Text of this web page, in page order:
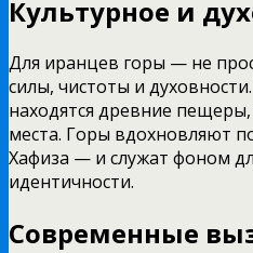
Культурное и
Для иранцев горы — не
силы, чистоты и
находятся древние
места. Горы вдохновляют
Хафиза — и служат фоном
идентичности.
Современные